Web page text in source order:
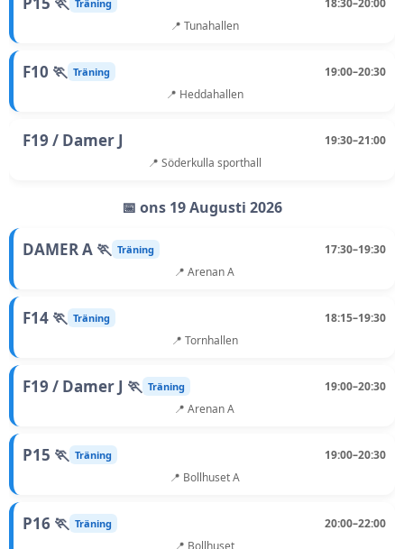
Träning
18:30–20:00
📍 Tunahallen
F10 🏃 Träning
19:00–20:30
📍 Heddahallen
F19 / Damer J
19:30–21:00
📍 Söderkulla sporthall
📅 ons 19 Augusti 2026
DAMER A 🏃 Träning
17:30–19:30
📍 Arenan A
F14 🏃 Träning
18:15–19:30
📍 Tornhallen
F19 / Damer J 🏃 Träning
19:00–20:30
📍 Arenan A
P15 🏃 Träning
19:00–20:30
📍 Bollhuset A
P16 🏃 Träning
20:00–22:00
📍 Bollhuset